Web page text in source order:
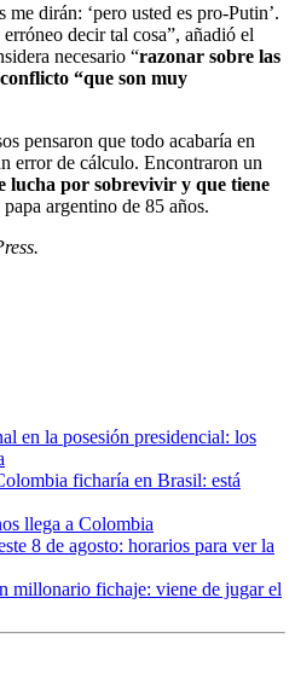
dirán: ‘pero usted es pro-Putin’.
decir tal cosa”, añadió el
necesario “razonar sobre las
“que son muy
pensaron que todo acabaría en
error de cálculo. Encontraron un
lucha por sobrevivir y que tiene
argentino de 85 años.
en la posesión presidencial: los
ficharía en Brasil: está
llega a Colombia
8 de agosto: horarios para ver la
millonario fichaje: viene de jugar el